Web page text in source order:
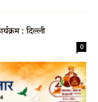
: दिल्ली
0